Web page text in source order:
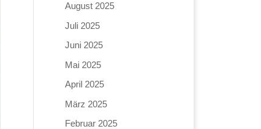
August 2025
Juli 2025
Juni 2025
Mai 2025
April 2025
März 2025
Februar 2025